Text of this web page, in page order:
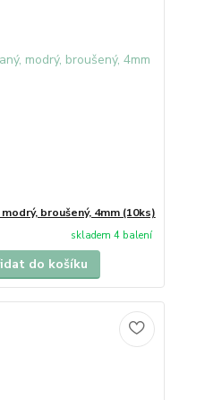
broušený, 4mm (10ks)
skladem 4 balení
do košíku